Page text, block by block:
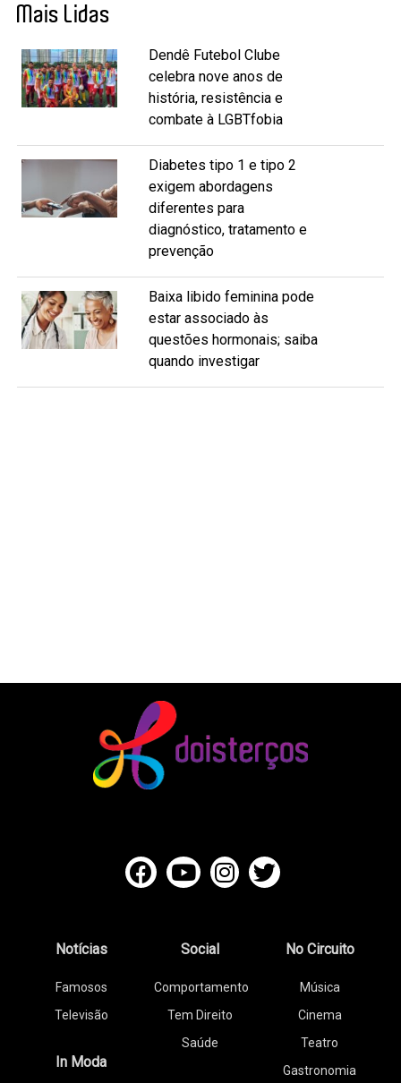
Mais Lidas
Dendê Futebol Clube
celebra nove anos de
história, resistência e
combate à LGBTfobia
Diabetes tipo 1 e tipo 2
exigem abordagens
diferentes para
diagnóstico, tratamento e
prevenção
Baixa libido feminina pode
estar associado às
questões hormonais; saiba
quando investigar
Notícias
Famosos
Televisão
In Moda
Social
Comportamento
Tem Direito
Saúde
No Circuito
Música
Cinema
Teatro
Gastronomia